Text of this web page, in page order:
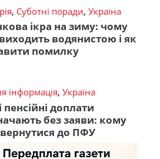
, Суботні поради, Україна
ікра на зиму: чому
водянистою і як
помилку
інформація, Україна
пенсійні доплати
без заяви: кому
до ПФУ